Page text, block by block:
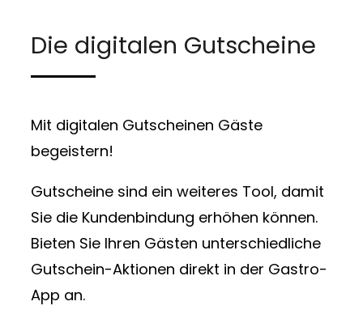
Die digitalen Gutscheine
Mit digitalen Gutscheinen Gäste
begeistern!
Gutscheine sind ein weiteres Tool, damit
Sie die Kundenbindung erhöhen können.
Bieten Sie Ihren Gästen unterschiedliche
Gutschein-Aktionen direkt in der Gastro-
App an.